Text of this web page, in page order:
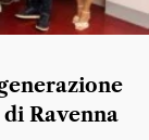
Ravenna